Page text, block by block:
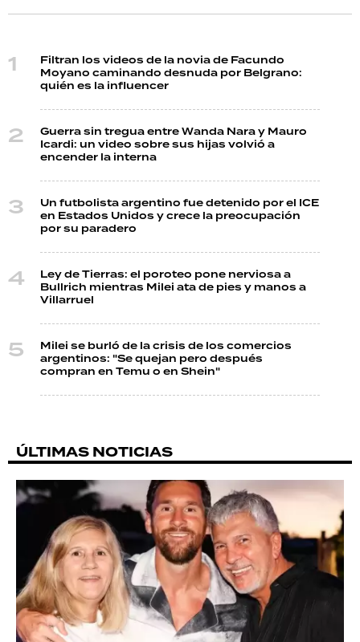
Filtran los videos de la novia de Facundo
Moyano caminando desnuda por Belgrano:
quién es la influencer
Guerra sin tregua entre Wanda Nara y Mauro
Icardi: un video sobre sus hijas volvió a
encender la interna
Un futbolista argentino fue detenido por el ICE
en Estados Unidos y crece la preocupación
por su paradero
Ley de Tierras: el poroteo pone nerviosa a
Bullrich mientras Milei ata de pies y manos a
Villarruel
Milei se burló de la crisis de los comercios
argentinos: "Se quejan pero después
compran en Temu o en Shein"
ÚLTIMAS NOTICIAS